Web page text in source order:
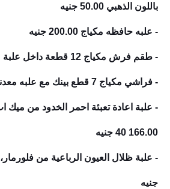
باللون الذهبي 50.00 جنيه
- علبه حافظه مكياج 200.00 جنيه
- طقم فرش مكياج 12 قطعة داخل علبة معدنية
- فراشي مكياج 7 قطع بينك مع علبه معدنيه
- علبة اعادة تعبئة احمر الخدود من ميك
40 166.00 جنيه
- علبة ظلال العيون الرباعية من فلورمار،
جنيه